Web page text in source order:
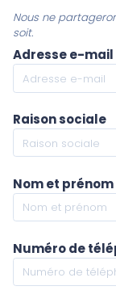
Nous ne
soit.
Adresse e-mail
Raison sociale
Nom et
Numéro de